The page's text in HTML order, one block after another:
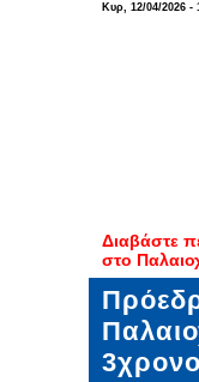
Κυρ, 12/04/2026 -
Διαβάστε
στο